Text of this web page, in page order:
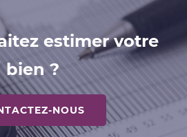
estimer votre
bien ?
NOUS